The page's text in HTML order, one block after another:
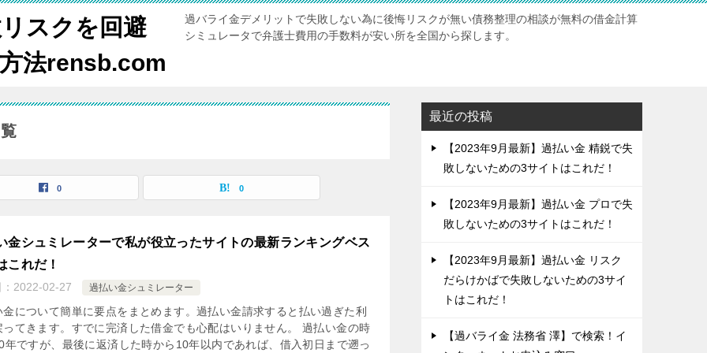
スクを回避
法rensb.com
過バライ金デメリットで失敗しない為に後悔リスクが無い債務整理の相談が無料の借金計算
シミュレータで弁護士費用の手数料が安い所を全国から探します。
0 0
金シュミレーターで私が役立ったサイトの最新ランキングベス
これだ！
2022-02-27 過払い金シュミレーター
金について簡単に要点をまとめます。過払い金請求すると払い過ぎた利
ってきます。すでに完済した借金でも心配はいりません。 過払い金の時
年ですが、最後に返済した時から10年以内であれば、借入初日まで遡っ
最近の投稿
【2023年9月最新】過払い金 精鋭で失
敗しないための3サイトはこれだ！
【2023年9月最新】過払い金 プロで失
敗しないための3サイトはこれだ！
【2023年9月最新】過払い金 リスク
だらけかばで失敗しないための3サイ
トはこれだ！
【過バライ金 法務省 澤】で検索！イ